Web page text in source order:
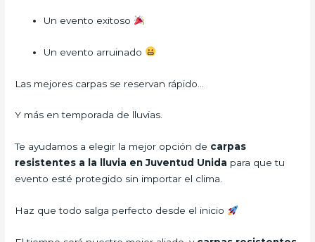
Un evento exitoso
Un evento arruinado
Las mejores carpas se reservan rápido…
Y más en temporada de lluvias.
Te ayudamos a elegir la mejor opción de carpas
resistentes a la lluvia en Juventud Unida para que tu
evento esté protegido sin importar el clima.
Haz que todo salga perfecto desde el inicio